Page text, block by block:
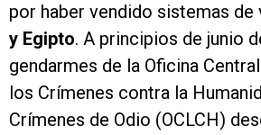
por haber vendido sistemas de
y Egipto. A principios de junio
gendarmes de la Oficina
los Crímenes contra la
Crímenes de Odio (OCLCH)